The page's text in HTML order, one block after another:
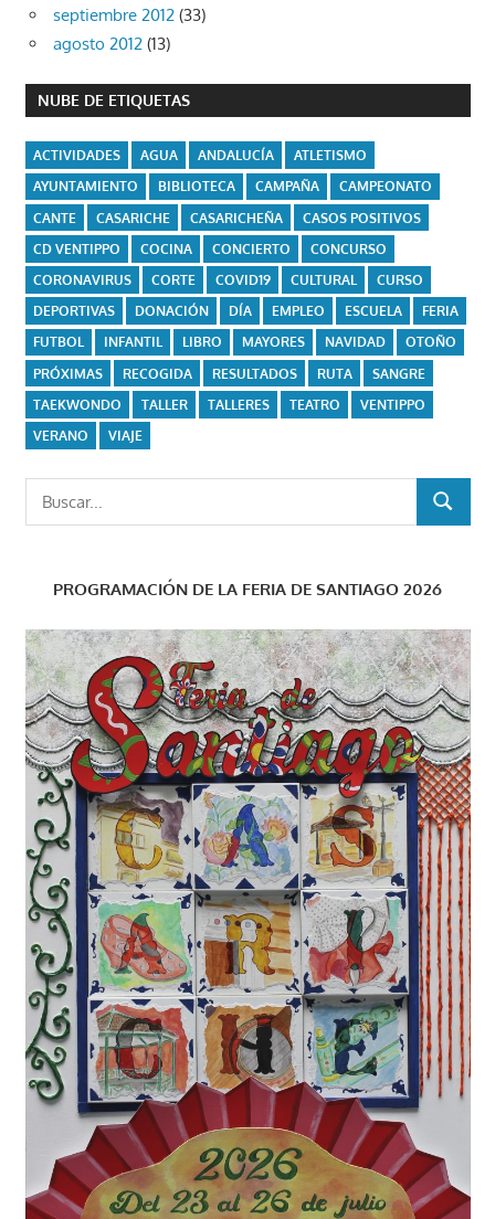
septiembre 2012 (33)
agosto 2012 (13)
NUBE DE ETIQUETAS
ACTIVIDADES AGUA ANDALUCÍA
ATLETISMO
AYUNTAMIENTO
BIBLIOTECA CAMPAÑA
CAMPEONATO
CANTE
CASARICHE CASARICHEÑA
CASOS POSITIVOS
CD VENTIPPO
COCINA CONCIERTO
CONCURSO
CORONAVIRUS
CORTE COVID19 CULTURAL
CURSO
DEPORTIVAS
DONACIÓN DÍA EMPLEO ESCUELA
FERIA
FUTBOL
INFANTIL LIBRO MAYORES NAVIDAD
OTOÑO
PRÓXIMAS
RECOGIDA RESULTADOS RUTA
SANGRE
TAEKWONDO
TALLER TALLERES TEATRO
VENTIPPO
VERANO
VIAJE
BUSCAR
PROGRAMACIÓN DE LA FERIA DE SANTIAGO 2026